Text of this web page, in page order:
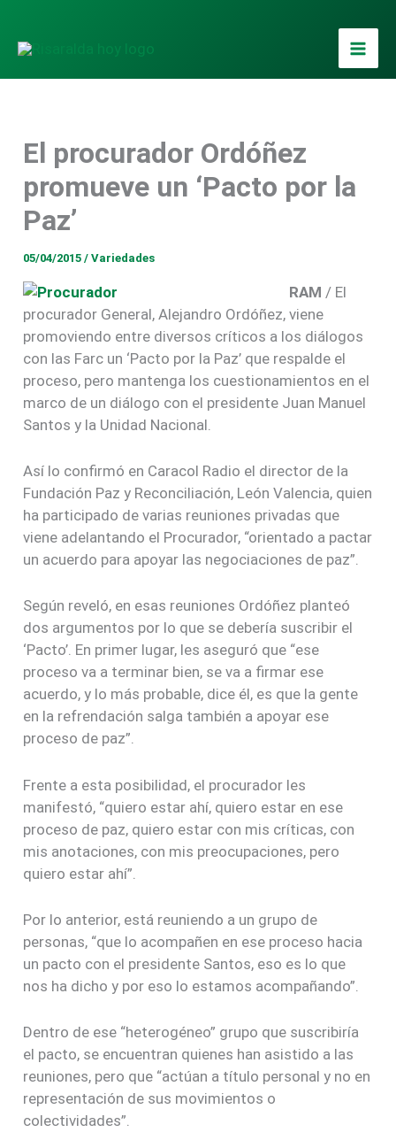
contenido
El procurador Ordóñez
promueve un ‘Pacto por la
Paz’
05/04/2015/Variedades
RAM / El
procurador General, Alejandro Ordóñez, viene
promoviendo entre diversos críticos a los diálogos
con las Farc un ‘Pacto por la Paz’ que respalde el
proceso, pero mantenga los cuestionamientos en el
marco de un diálogo con el presidente Juan Manuel
Santos y la Unidad Nacional.
Así lo confirmó en Caracol Radio el director de la
Fundación Paz y Reconciliación, León Valencia, quien
ha participado de varias reuniones privadas que
viene adelantando el Procurador, “orientado a pactar
un acuerdo para apoyar las negociaciones de paz”.
Según reveló, en esas reuniones Ordóñez planteó
dos argumentos por lo que se debería suscribir el
‘Pacto’. En primer lugar, les aseguró que “ese
proceso va a terminar bien, se va a firmar ese
acuerdo, y lo más probable, dice él, es que la gente
en la refrendación salga también a apoyar ese
proceso de paz”.
Frente a esta posibilidad, el procurador les
manifestó, “quiero estar ahí, quiero estar en ese
proceso de paz, quiero estar con mis críticas, con
mis anotaciones, con mis preocupaciones, pero
quiero estar ahí”.
Por lo anterior, está reuniendo a un grupo de
personas, “que lo acompañen en ese proceso hacia
un pacto con el presidente Santos, eso es lo que
nos ha dicho y por eso lo estamos acompañando”.
Dentro de ese “heterogéneo” grupo que suscribiría
el pacto, se encuentran quienes han asistido a las
reuniones, pero que “actúan a título personal y no en
representación de sus movimientos o
colectividades”.